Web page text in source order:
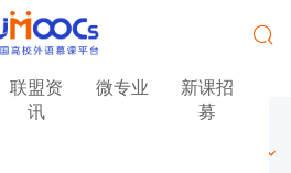
联盟资
讯
微专业
新课招
募